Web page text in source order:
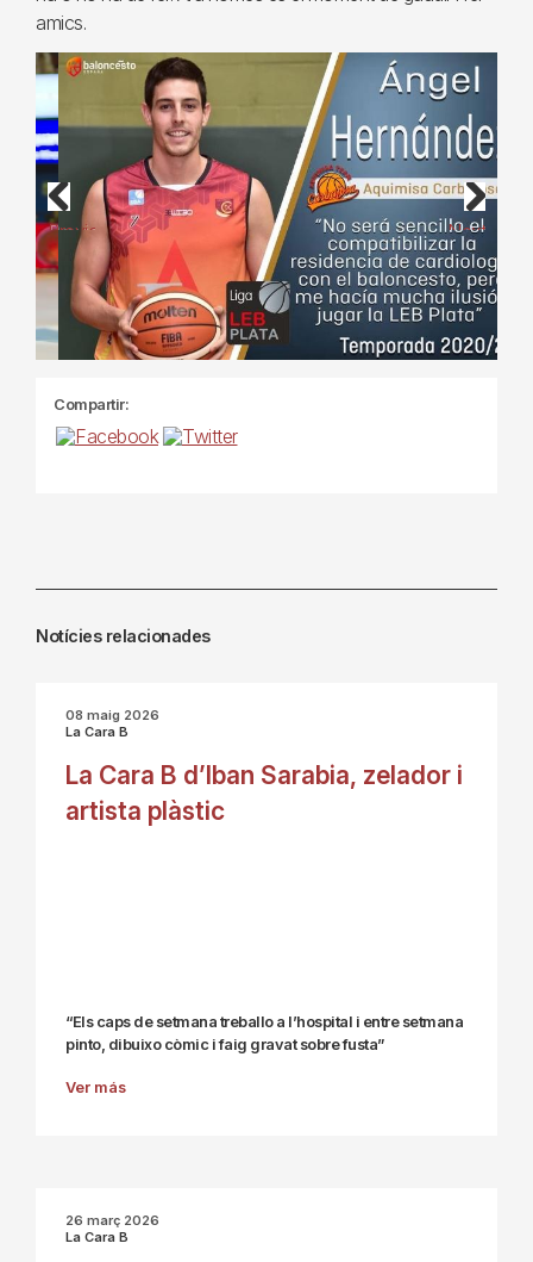
amics.
Previous Next
Compartir:
Notícies relacionades
08 maig 2026
La Cara B
La Cara B d’Iban Sarabia, zelador i
artista plàstic
“Els caps de setmana treballo a l’hospital i entre setmana
pinto, dibuixo còmic i faig gravat sobre fusta”
Ver más
26 març 2026
La Cara B